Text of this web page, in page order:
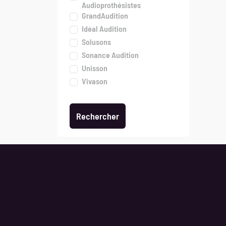
Audioprothésistes
GrandAudition
Idéal Audition
Solusons
Sonance Audition
Unisson
Vivason